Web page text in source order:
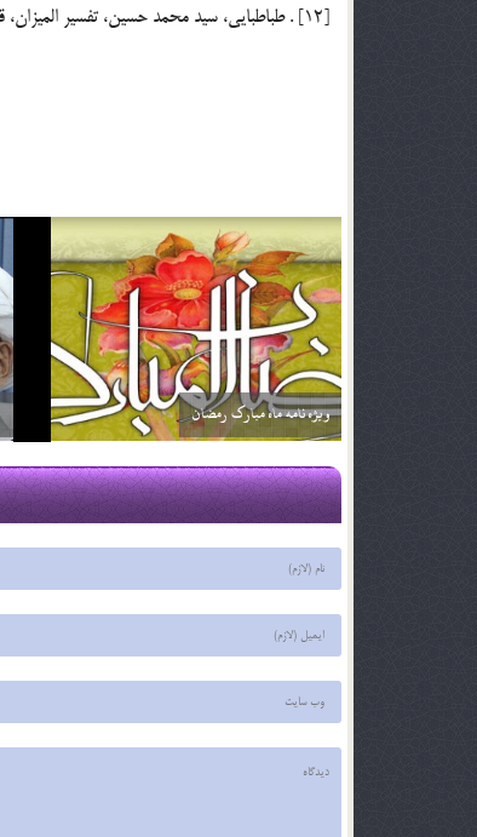
[12] . طباطبايي، سيد محمد حسين، تفسير الميزان، قم، چاپ جامعه مدرسين، ج 4، ص 388.
اگر تأثير ترجمه قرآن براي من بيشتر باشد آيا مي توانم
فقط ترجمه آن را بخوانم؟ آيا اشكالي ندارد؟
2 اسفند 96